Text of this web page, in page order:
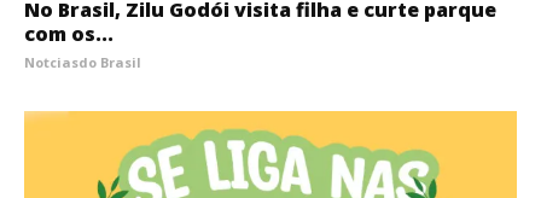
No Brasil, Zilu Godói visita filha e curte parque
com os...
Notciasdo Brasil